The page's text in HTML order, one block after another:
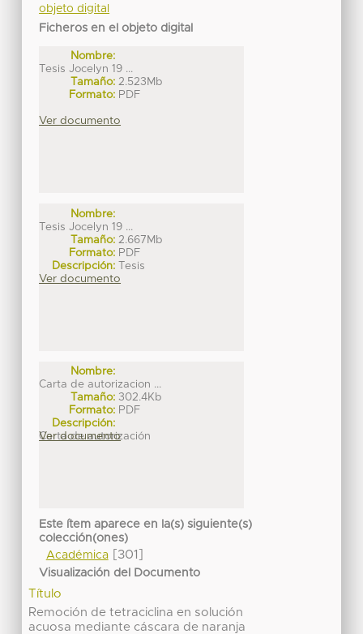
objeto digital
Ficheros en el objeto digital
Nombre:
Tesis Jocelyn 19 ...
Tamaño: 2.523Mb
Formato: PDF
Ver documento
Nombre:
Tesis Jocelyn 19 ...
Tamaño: 2.667Mb
Formato: PDF
Descripción: Tesis
Ver documento
Nombre:
Carta de autorizacion ...
Tamaño: 302.4Kb
Formato: PDF
Descripción:
Carta de autorización
Ver documento
Este ítem aparece en la(s) siguiente(s)
colección(ones)
Académica[301]
Visualización del Documento
Título
Remoción de tetraciclina en solución
acuosa mediante cáscara de naranja